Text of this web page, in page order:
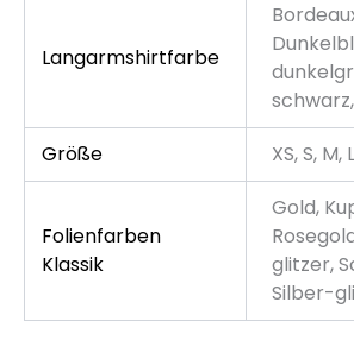
Langarmshirtfarbe
Größe
XS, S, M,
Folienfarben
Klassik
Gold,
glitzer,
Silber-